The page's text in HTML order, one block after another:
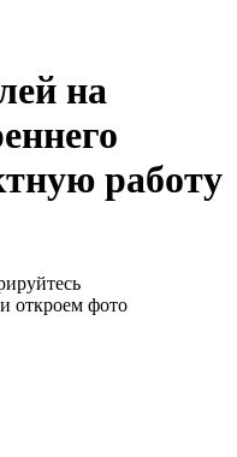
на
работу
откроем фото